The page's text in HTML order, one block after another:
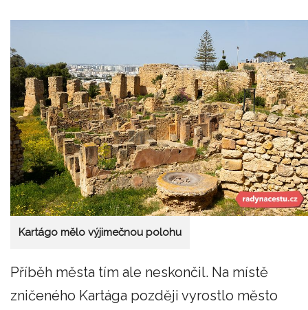
Kartágo mělo výjimečnou polohu
Příběh města tím ale neskončil. Na místě
zničeného Kartága později vyrostlo město